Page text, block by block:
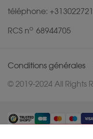
téléphone:
RCS no 68944705
© 2019-2024 All Rights
Conditions générales